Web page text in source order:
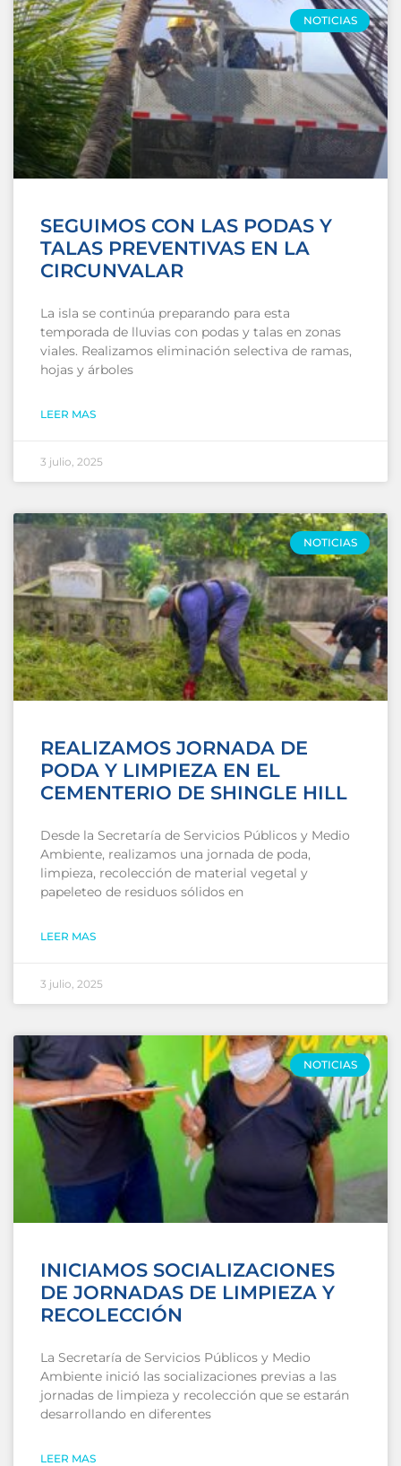
NOTICIAS
SEGUIMOS CON LAS PODAS Y
TALAS PREVENTIVAS EN LA
CIRCUNVALAR
La isla se continúa preparando para esta
temporada de lluvias con podas y talas en zonas
viales. Realizamos eliminación selectiva de ramas,
hojas y árboles
LEER MAS
3 julio, 2025
NOTICIAS
REALIZAMOS JORNADA DE
PODA Y LIMPIEZA EN EL
CEMENTERIO DE SHINGLE HILL
Desde la Secretaría de Servicios Públicos y Medio
Ambiente, realizamos una jornada de poda,
limpieza, recolección de material vegetal y
papeleteo de residuos sólidos en
LEER MAS
3 julio, 2025
NOTICIAS
INICIAMOS SOCIALIZACIONES
DE JORNADAS DE LIMPIEZA Y
RECOLECCIÓN
La Secretaría de Servicios Públicos y Medio
Ambiente inició las socializaciones previas a las
jornadas de limpieza y recolección que se estarán
desarrollando en diferentes
LEER MAS